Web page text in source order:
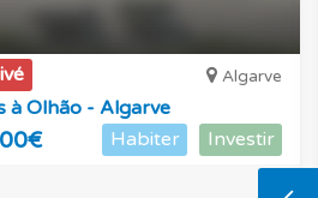
Algarve
à Olhão - Algarve
Habiter Investir